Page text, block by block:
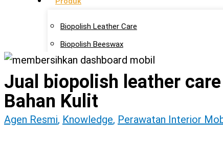
Biopolish Leather Care
Biopolish Beeswax
Biopolish Natural Oil
Artikel
Lokasi Agen
Kontak Kami
Jual biopolish leather
Bahan Kulit
Agen Resmi, Knowledge, Perawatan Interior